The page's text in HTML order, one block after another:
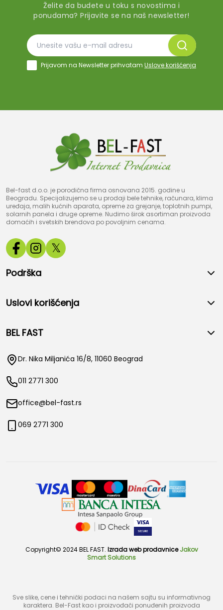
Želite da budete u toku s novostima i
ponudama? Prijavite se na naš newsletter!
Prijavom na Newsletter prihvatam Uslove korišćenja
Bel-fast d.o.o. je porodična firma osnovana 2015. godine u
Beogradu. Specijalizujemo se u prodaji bele tehnike, računara, klima
uređaja, malih kućnih aparata, opreme za grejanje, toplotnih pumpi,
solarnih panela i druge opreme. Nudimo širok asortiman proizvoda
domaćih i svetskih brendova po povoljnim cenama.
𝕏
Podrška
Uslovi korišćenja
BEL FAST
Dr. Nika Miljanića 16/8, 11060 Beograd
011 2771 300
office@bel-fast.rs
069 2771 300
Copyright© 2024 BEL FAST. Izrada web prodavnice Jakov
Smart Solutions
Sve slike, cene i tehnički podaci na našem sajtu su informativnog
karaktera. Bel-Fast kao i proizvođači ponuđenih proizvoda